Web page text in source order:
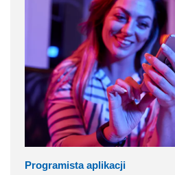
Programista aplikacji